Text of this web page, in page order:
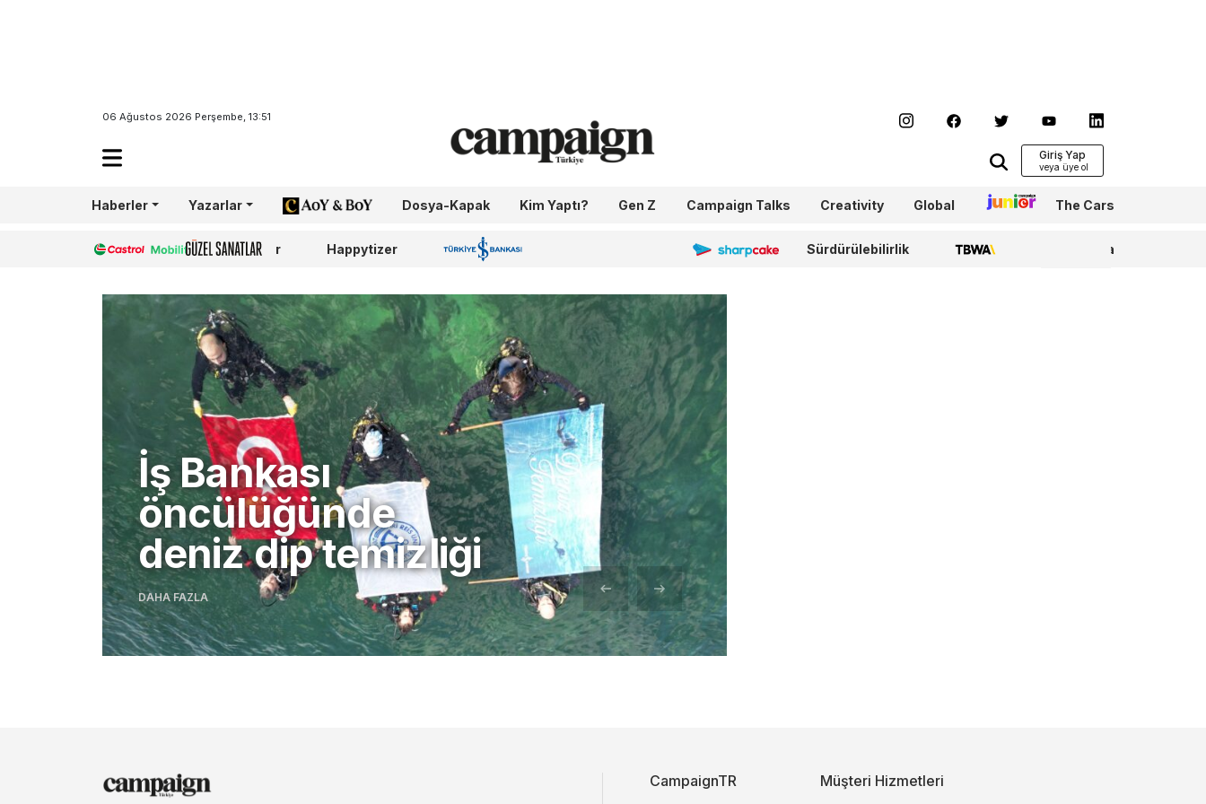
06 Ağustos 2026 Perşembe, 13:51
Giriş Yap
Haberler Yazarlar AoY/BoY Dosya-Kapak Kim Yaptı? Gen Z Campaign Talks Creativity Global Junior The Cars
Castrol Güzel Sanatlar Happytizer İş Bankası 100.Yıl Sharpcake Sürdürülebilirlik TBWA WPP Media
İş Bankası
öncülüğünde
deniz dip temizliği
DAHA FAZLA
CampaignTR Müşteri Hizmetleri